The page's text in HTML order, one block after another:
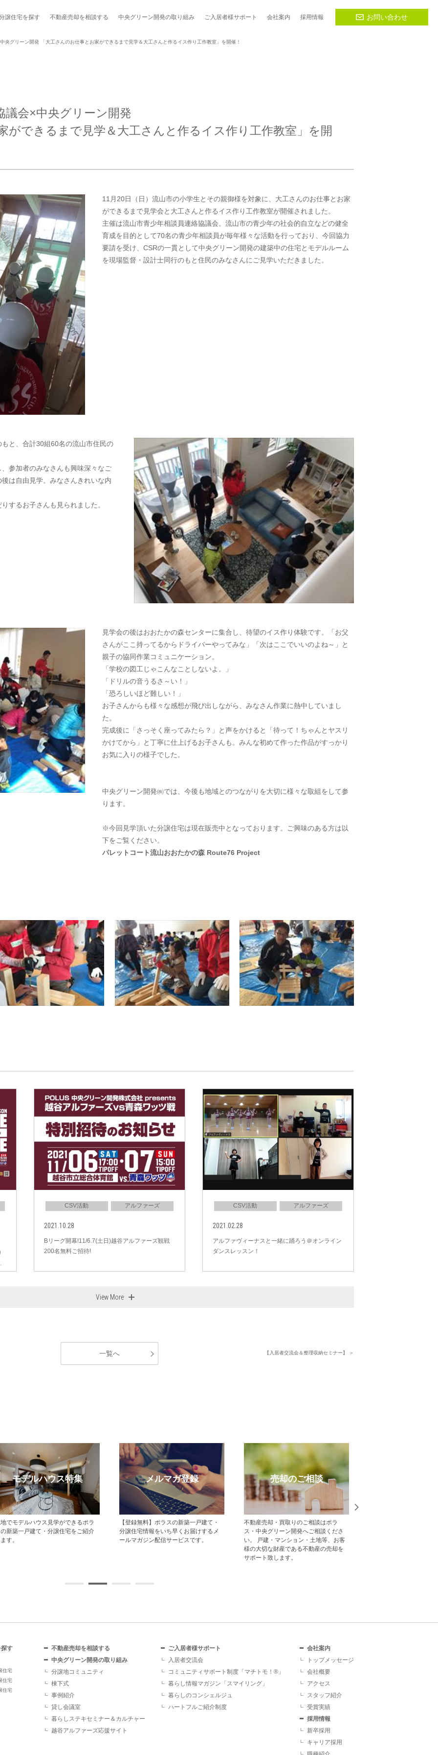
譲住宅を探す
ラスの分譲住宅
から探す
実績を見る
メルマガ登録
不動産売却を相談する 中央グリーン開発の取り組み
し会議室
ご入居者様サポート
しの
シェルジュ
会社案内
ッフ紹介
採用情報
職種紹介
お問い合わせ
央グリーン開発 「大工さんのお仕事とお家ができるまで見学＆大工さんと作るイス作り工作教室」を開催！
議会×中央グリーン開発
ができるまで見学＆大工さんと作るイス作り工作教室」を開
11月20日（日）流山市の小学生とその親御様を対象に、大工さんのお仕事とお家
ができるまで見学会と大工さんと作るイス作り工作教室が開催されました。
主催は流山市青少年相談員連絡協議会。流山市の青少年の社会的自立などの健全
育成を目的として70名の青少年相談員が毎年様々な活動を行っており、今回協力
要請を受け、CSRの一貫として中央グリーン開発の建築中の住宅とモデルルーム
を現場監督・設計士同行のもと住民のみなさんにご見学いただきました。
と、合計30組60名の流山市住民の
参加者のみなさんも興味深々なご
は自由見学。みなさんきれいな内
するお子さんも見られました。
見学会の後はおおたかの森センターに集合し、待望のイス作り体験です。「お父
さんがここ持ってるからドライバーやってみな」「次はここでいいのよね～」と
親子の協同作業コミュニケーション。
「学校の図工じゃこんなことしないよ。」
「ドリルの音うるさ～い！」
「恐ろしいほど難しい！」
お子さんからも様々な感想が飛び出しながら、みなさん作業に熱中していまし
た。
完成後に「さっそく座ってみたら？」と声をかけると「待って！ちゃんとヤスリ
かけてから」と丁寧に仕上げるお子さんも。みんな初めて作った作品がすっかり
お気に入りの様子でした。
中央グリーン開発㈱では、今後も地域とのつながりを大切に様々な取組をして参
ります。
※今回見学頂いた分譲住宅は現在販売中となっております。ご興味のある方は以
下をご覧ください。
パレットコート流山おおたかの森 Route76 Project
CSV活動 アルファーズ
2021.10.28
Bリーグ開幕!11/6.7(土日)越谷アルファーズ観戦
200名無料ご招待!
CSV活動 アルファーズ
2021.02.28
アルファヴィーナスと一緒に踊ろう＠オンライン
ダンスレッスン！
View More
【入居者交流会＆整理収納セミナー】 ＞
一覧へ
モデルハウス特集
でモデルハウス見学ができるポラ
新築一戸建て・分譲住宅をご紹介
す。
メルマガ登録
【登録無料】ポラスの新築一戸建て・
分譲住宅情報をいち早くお届けするメ
ールマガジン配信サービスです。
売却のご相談
不動産売却・買取りのご相談はポラ
ス・中央グリーン開発へご相談くださ
い。 戸建・マンション・土地等、お客
様の大切な財産である不動産の売却を
サポート致します。
す
住宅
住宅
住宅
不動産売却を相談する
中央グリーン開発の取り組み
分譲地コミュニティ
棟下式
事例紹介
貸し会議室
暮らしステキセミナー＆カルチャー
越谷アルファーズ応援サイト
ご入居者様サポート
入居者交流会
コミュニティサポート制度「マチトモ！®」
暮らし情報マガジン「スマイリング」
暮らしのコンシェルジュ
ハートフルご紹介制度
会社案内
トップメッセージ
会社概要
アクセス
スタッフ紹介
受賞実績
採用情報
新卒採用
キャリア採用